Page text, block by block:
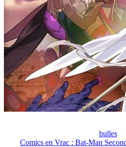
bulles
Comics en Vrac : Bat-Man